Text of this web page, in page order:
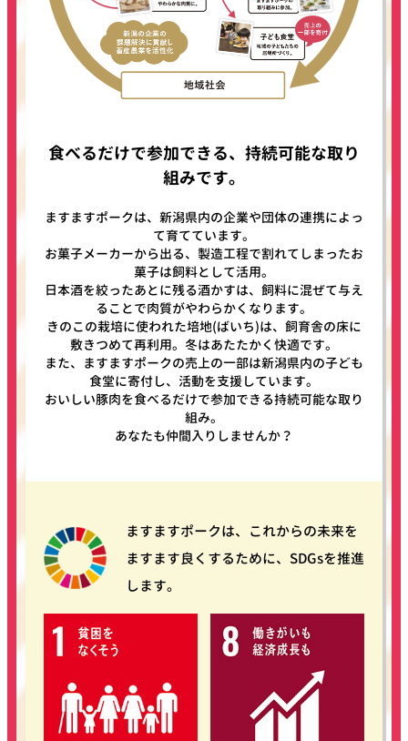
食べるだけで参加できる、持続可能な取り
組みです。
ますますポークは、新潟県内の企業や団体の連携によっ
て育てています。
お菓子メーカーから出る、製造工程で割れてしまったお
菓子は飼料として活用。
日本酒を絞ったあとに残る酒かすは、飼料に混ぜて与え
ることで肉質がやわらかくなります。
きのこの栽培に使われた培地(ばいち)は、飼育舎の床に
敷きつめて再利用。冬はあたたかく快適です。
また、ますますポークの売上の一部は新潟県内の子ども
食堂に寄付し、活動を支援しています。
おいしい豚肉を食べるだけで参加できる持続可能な取り
組み。
あなたも仲間入りしませんか？
ますますポークは、これからの未来を
ますます良くするために、SDGsを推進
します。